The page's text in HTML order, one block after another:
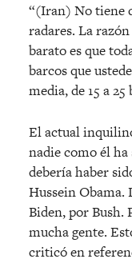
“(Iran) No tiene
radares. La
barato es que
barcos que
media, de 15 a
El actual
nadie como él
debería haber
Hussein Obama.
Biden, por Bush.
mucha gente.
criticó en